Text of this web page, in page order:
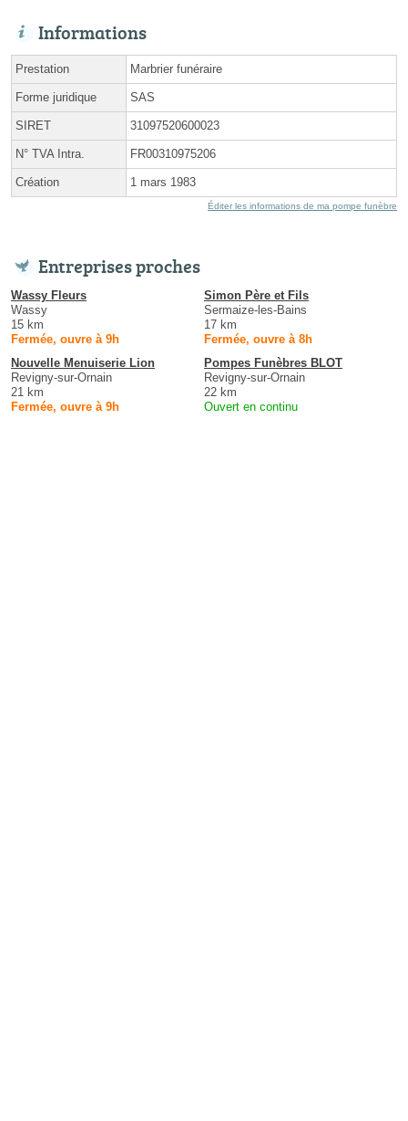
Informations
Prestation Marbrier funéraire
Forme juridique SAS
SIRET 31097520600023
N° TVA Intra. FR00310975206
Création 1 mars 1983
Éditer les informations de ma pompe funèbre
Entreprises proches
Wassy Fleurs
Wassy
15 km
Fermée, ouvre à 9h
Simon Père et Fils
Sermaize-les-Bains
17 km
Fermée, ouvre à 8h
Nouvelle Menuiserie Lion
Revigny-sur-Ornain
21 km
Fermée, ouvre à 9h
Pompes Funèbres BLOT
Revigny-sur-Ornain
22 km
Ouvert en continu